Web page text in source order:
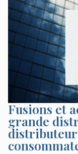
Fusions et
grande